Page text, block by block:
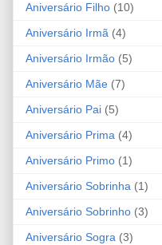
Aniversário Filho (10)
Aniversário Irmã (4)
Aniversário Irmão (5)
Aniversário Mãe (7)
Aniversário Pai (5)
Aniversário Prima (4)
Aniversário Primo (1)
Aniversário Sobrinha (1)
Aniversário Sobrinho (3)
Aniversário Sogra (3)